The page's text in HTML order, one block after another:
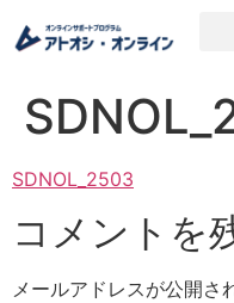
SDNOL_2503
コメントを
メールアドレスが公開さ